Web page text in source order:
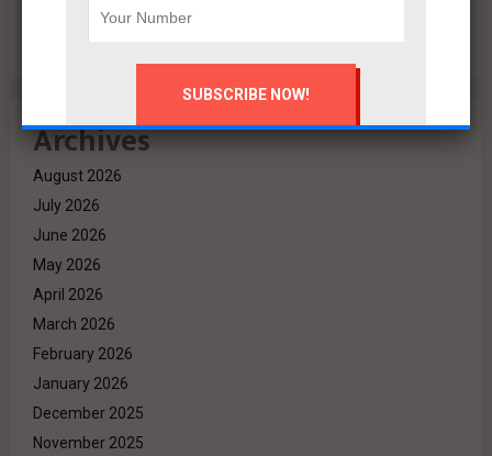
Archives
August 2026
July 2026
June 2026
May 2026
April 2026
March 2026
February 2026
January 2026
December 2025
November 2025